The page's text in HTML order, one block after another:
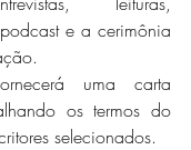
e a cerimônia
uma carta
os termos do
selecionados.